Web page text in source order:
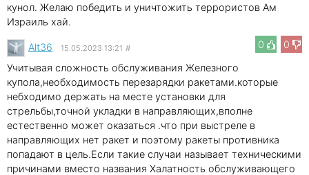
кунол. Желаю победить и уничтожить террористов Ам
Израиль хай.
0
0
Alt36 15.05.2023 13:21 #
Учитывая сложность обслуживания Железного
купола,необходимость перезарядки ракетами.которые
небходимо держать на месте установки для
стрельбы,точной укладки в направляющих,вполне
естественно может оказаться .что при выстреле в
направляющих нет ракет и поэтому ракеты противника
попадают в цель.Если такие случаи называет техническими
причинами вместо названия Халатность обслуживающего